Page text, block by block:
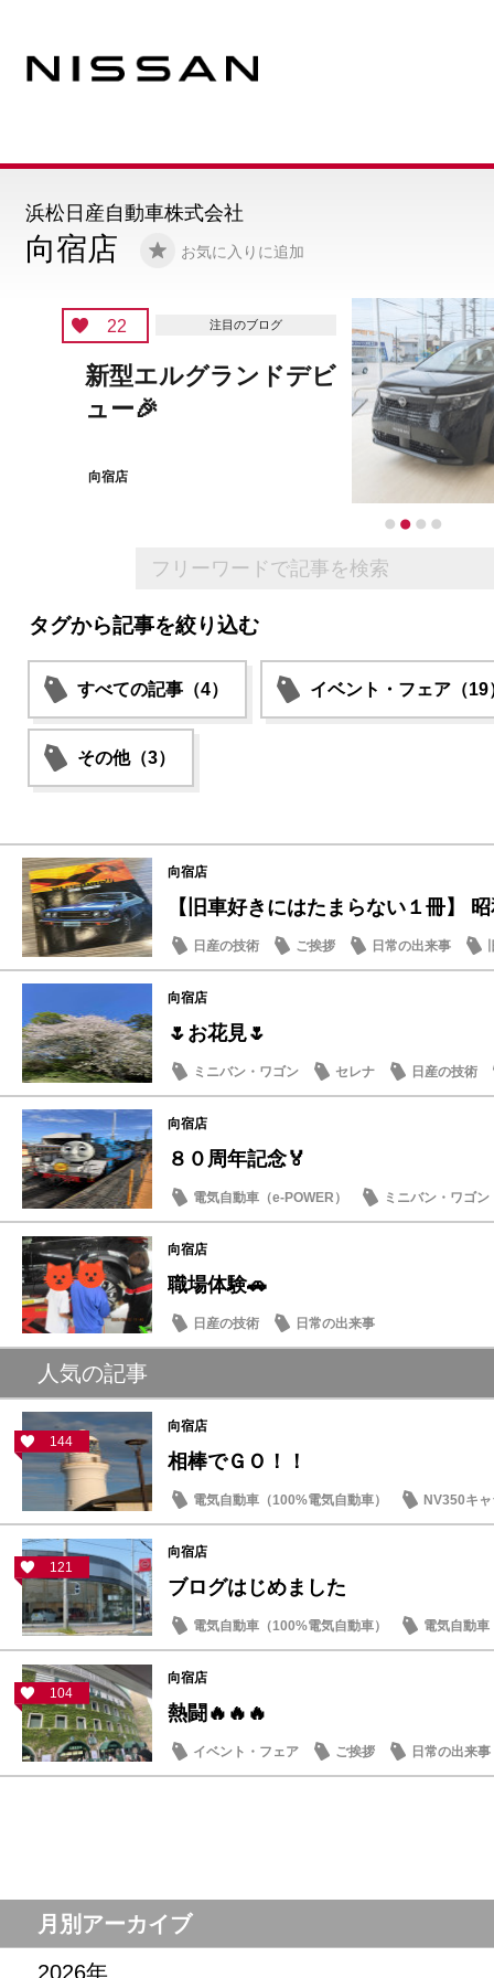
向宿店 お気に入りに追加
浜松日産自動車株式会社
15
24時間テレビチャリテ
ィー募金活動のご案内
タグから記事を絞り込む
すべての記事（4） イベント・フェア（19
その他（3）
向宿店
【旧車好きにはたまらない１冊】
日産の技術 ご挨拶 日常の出来事
向宿店
🌷お花見🌷
ミニバン・ワゴン セレナ 日産の技術
向宿店
８０周年記念🏅
電気自動車（e-POWER）
ミニバン・ワゴン
ドライブ情報
向宿店
職場体験🚗
日産の技術 日常の出来事
人気の記事
144
向宿店
相棒でＧＯ！！
電気自動車（100%電気自動車）
NV350キ
試乗車・展示車
日常の出来事
121
向宿店
ブログはじめました
電気自動車（100%電気自動車）
電気自動車
車検・点検
営業日・店休日
104
向宿店
熱闘🔥🔥🔥
イベント・フェア ご挨拶 日常の出来事
月別アーカイブ
2026年